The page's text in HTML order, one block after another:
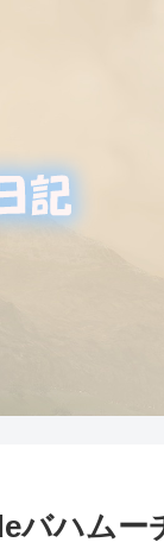
バハムー